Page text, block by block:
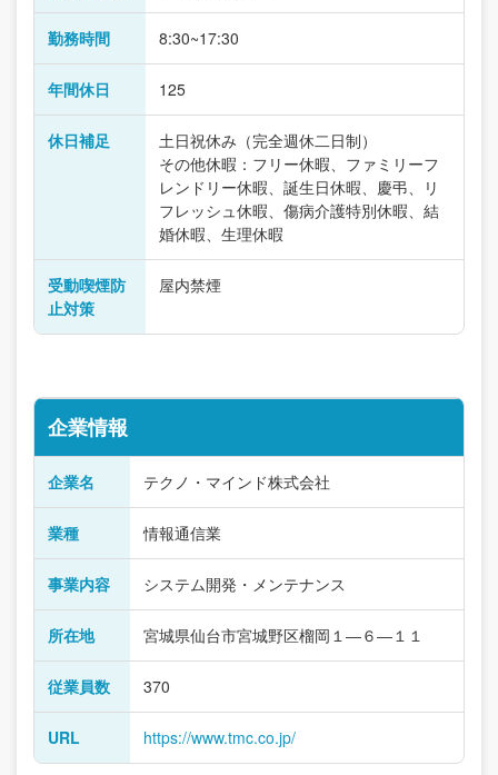
勤務時間 8:30~17:30
年間休日 125
休日補足
土日祝休み（完全週休二日制）
その他休暇：フリー休暇、ファミリーフ
レンドリー休暇、誕生日休暇、慶弔、リ
フレッシュ休暇、傷病介護特別休暇、結
婚休暇、生理休暇
受動喫煙防
止対策
屋内禁煙
企業情報
企業名 テクノ・マインド株式会社
業種 情報通信業
事業内容 システム開発・メンテナンス
所在地 宮城県仙台市宮城野区榴岡１―６―１１
従業員数 370
URL https://www.tmc.co.jp/